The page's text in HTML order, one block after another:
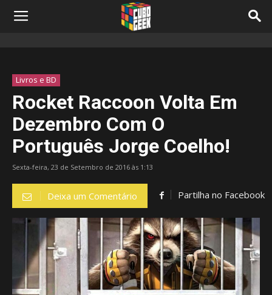
Livros e BD
Rocket Raccoon Volta Em
Dezembro Com O
Português Jorge Coelho!
Sexta-feira, 23 de Setembro de 2016 às 1:13
Deixa um Comentário Partilha no Facebook